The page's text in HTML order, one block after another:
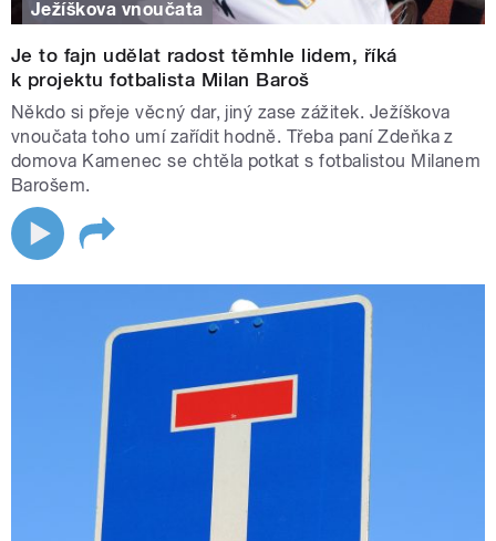
Ježíškova vnoučata
Je to fajn udělat radost těmhle lidem, říká
k projektu fotbalista Milan Baroš
Někdo si přeje věcný dar, jiný zase zážitek. Ježíškova
vnoučata toho umí zařídit hodně. Třeba paní Zdeňka z
domova Kamenec se chtěla potkat s fotbalistou Milanem
Barošem.